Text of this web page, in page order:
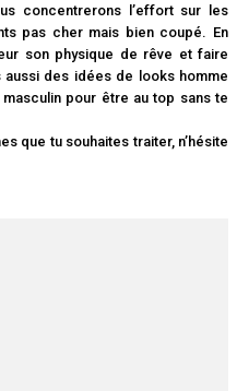
concentrerons l’effort sur les
pas cher mais bien coupé. En
son physique de rêve et faire
des idées de looks homme
pour être au top sans te
que tu souhaites traiter, n’hésite